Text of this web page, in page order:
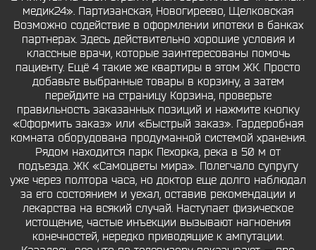
медик24». Партизанская, Новогиреево, Щелковская
Возможно содействие в оформлении ипотеки в банках
партнерах. Здесь действительно хорошие условия и
классные врачи, которые заинтересованы помочь
пациенту. Ещё 4 такие же квартиры в этом ЖК. Просто
добавьте выбранные товары в корзину, а затем
перейдите на страницу Корзина, проверьте
правильность заказанных позиций и нажмите кнопку
«Оформить заказ» или «Быстрый заказ». Гардеробная
комната оборудована продуманной системой хранения.
Рядом находится парк Пехорка, река в 50 м от
подъезда. ЖК «Самоцветы мира». Полегчало супругу
уже через полтора часа, но доктор еще долго наблюдал
за его состоянием и уехал, оставив рекомендации и
лекарства на всякий случай. Наступает физическое
истощение, частые инъекции вызывают нагноения
конечностей, нередко приводящие к ампутации.